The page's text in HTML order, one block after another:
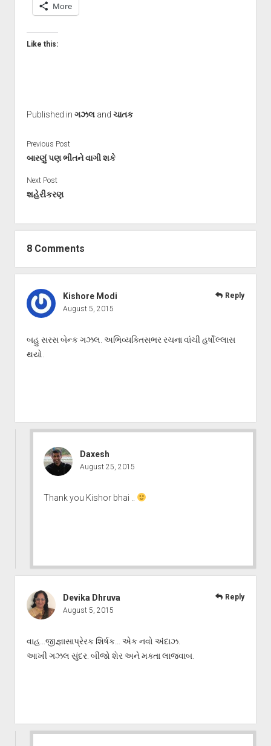
More
Like this:
Published in ગઝલand ચાતક
Previous Post
બારણું પણ ભીંતને વાગી શકે
Next Post
શહેરીકરણ
8 Comments
Kishore Modi
August 5, 2015
બહુ સરસ બેન્ક ગઝલ. અભિવ્યક્તિસભર રચના વાંચી હર્ષોલ્લાસ
થયો.
Reply
Daxesh
August 25, 2015
Thank you Kishor bhai ..
Devika Dhruva
August 5, 2015
વાહ…જીજ્ઞાસાપ્રેરક શિર્ષક… એક નવો અંદાઝ.
આખી ગઝલ સુંદર. બીજો શેર અને મક્તા લાજવાબ.
Reply